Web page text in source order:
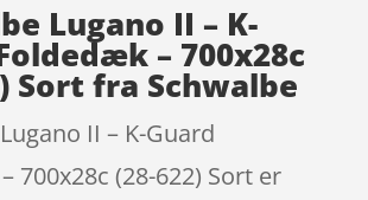
Lugano II – K-
– 700x28c
Sort fra Schwalbe
II – K-Guard
700x28c (28-622) Sort er